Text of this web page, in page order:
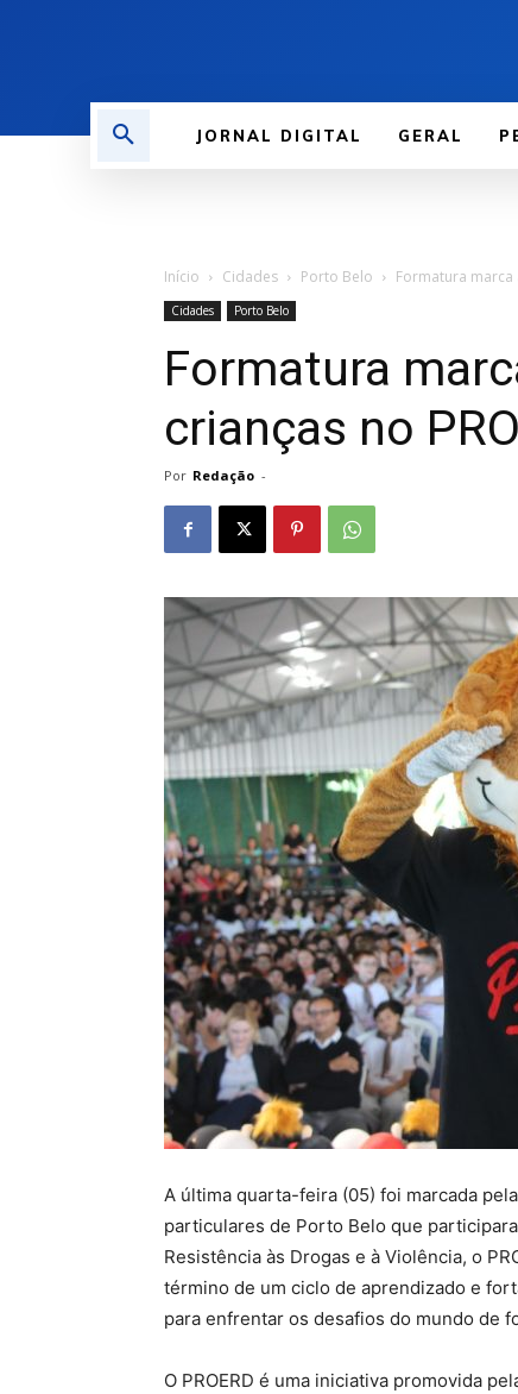
JORNAL DIGITAL GERAL
Início Cidades Porto Belo Formatura marca
Cidades Porto Belo
Formatura
crianças no
Por Redação -
A última quarta-feira (05) foi marcada
particulares de Porto Belo que
Resistência às Drogas e à Violência, o
término de um ciclo de aprendizado e
para enfrentar os desafios do mundo de
O PROERD é uma iniciativa promovida